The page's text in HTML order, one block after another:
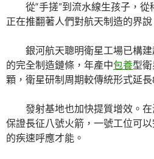
從“手搓”到流水線生孩子，
正在推翻著人們對航天制造的界說
銀河航天聰明衛星工場已構
的完全制造鏈條，年產中包養型
顆，衛星研制周期較傳統形式延長
發射基地也加快提質增效。
保證長征八號火箭，一號工位可
的疾速呼應才能。